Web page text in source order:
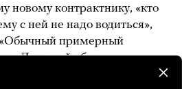
новому контрактнику, «кто
с ней не надо водиться»,
«Обычный примерный
Дмитрий обидчика.
ее по три раза в неделю